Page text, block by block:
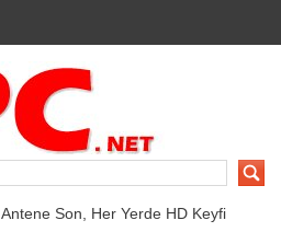
Antene Son, Her Yerde HD Keyfi